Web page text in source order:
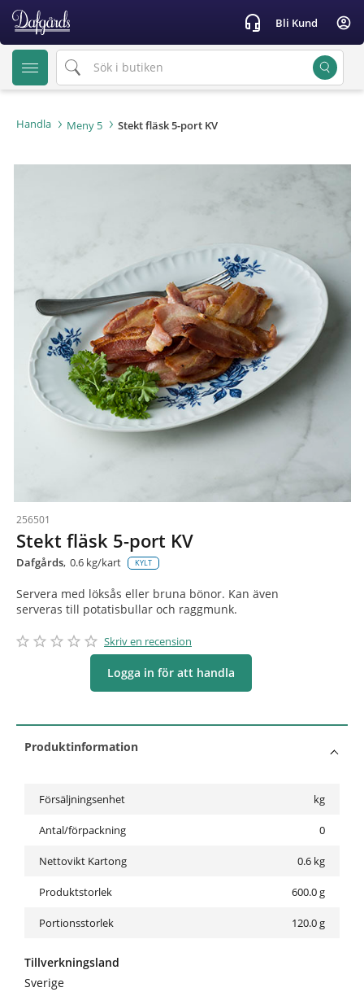
text.skipToContent
text.skipToNavigation
headset_mic Bli Kund account_circle
Handla Meny 5 Stekt fläsk 5-port KV
256501
Stekt fläsk 5-port KV
Dafgårds 0.6 kg/kart KYLT
Servera med löksås eller bruna bönor. Kan även
serveras till potatisbullar och raggmunk.
star_border star_border star_border star_border star_border
star star star star star Skriv en recension
Logga in för att handla
Produktinformation
Försäljningsenhet kg
Antal/förpackning 0
Nettovikt Kartong 0.6 kg
Produktstorlek 600.0 g
Portionsstorlek 120.0 g
Tillverkningsland
Sverige